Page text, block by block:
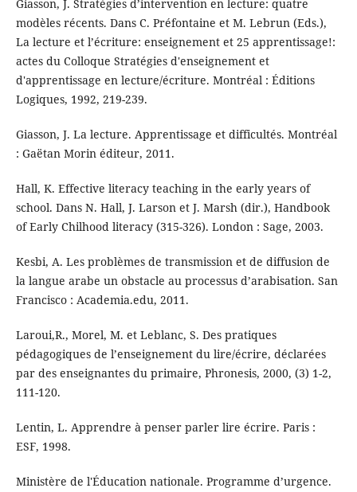
Giasson, J. Stratégies d’intervention en lecture: quatre
modèles récents. Dans C. Préfontaine et M. Lebrun (Eds.),
La lecture et l’écriture: enseignement et 25 apprentissage!:
actes du Colloque Stratégies d'enseignement et
d'apprentissage en lecture/écriture. Montréal : Éditions
Logiques, 1992, 219-239.
Giasson, J. La lecture. Apprentissage et difficultés. Montréal
: Gaëtan Morin éditeur, 2011.
Hall, K. Effective literacy teaching in the early years of
school. Dans N. Hall, J. Larson et J. Marsh (dir.), Handbook
of Early Chilhood literacy (315-326). London : Sage, 2003.
Kesbi, A. Les problèmes de transmission et de diffusion de
la langue arabe un obstacle au processus d’arabisation. San
Francisco : Academia.edu, 2011.
Laroui,R., Morel, M. et Leblanc, S. Des pratiques
pédagogiques de l’enseignement du lire/écrire, déclarées
par des enseignantes du primaire, Phronesis, 2000, (3) 1-2,
111-120.
Lentin, L. Apprendre à penser parler lire écrire. Paris :
ESF, 1998.
Ministère de l'Éducation nationale. Programme d’urgence.